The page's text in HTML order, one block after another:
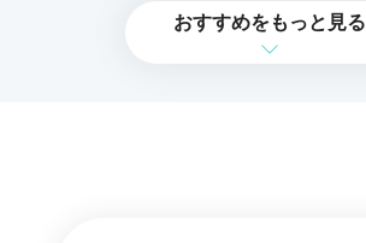
おすすめをもっと見る